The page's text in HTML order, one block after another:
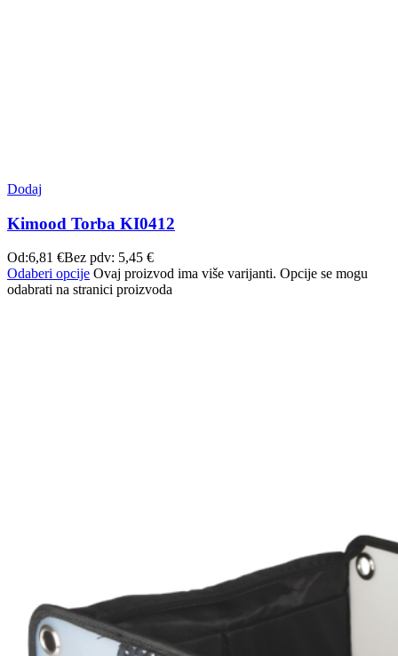
Dodaj
Kimood Torba KI0412
Od:6,81 €Bez pdv: 5,45 €
Odaberi opcije Ovaj proizvod ima više varijanti. Opcije se mogu
odabrati na stranici proizvoda